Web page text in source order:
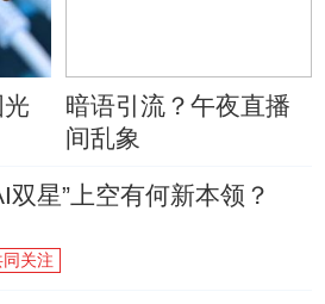
暗语引流？午夜直播
间乱象
双星”上空有何新本领？
同关注